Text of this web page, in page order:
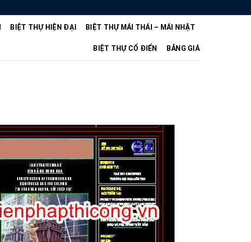
BIỆT THỰ HIỆN ĐẠI BIỆT THỰ MÁI THÁI – MÁI NHẬT
BIỆT THỰ CỔ ĐIỂN BẢNG GIÁ